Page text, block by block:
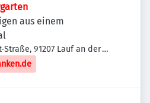
aus einem
Straße, 91207 Lauf an der